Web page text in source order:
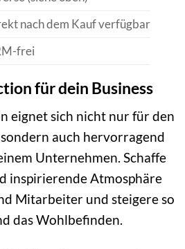
nach dem Kauf verfügbar
frei
für dein Business
eignet sich nicht nur für den
auch hervorragend
Unternehmen. Schaffe
inspirierende Atmosphäre
Mitarbeiter und steigere so
das Wohlbefinden.